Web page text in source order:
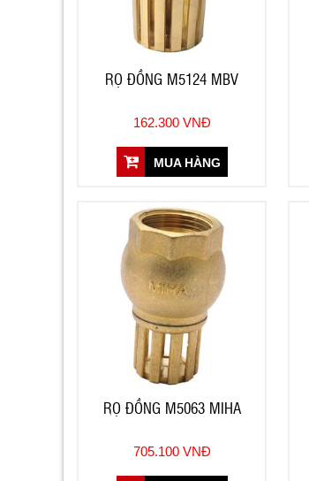
RỌ ĐỒNG M5124 MBV
162.300 VNĐ
MUA HÀNG
RỌ ĐỒNG M5063 MIHA
705.100 VNĐ